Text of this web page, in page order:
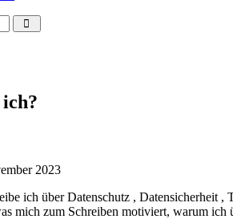
2023
ich über Datenschutz , Datensicherheit
mich zum Schreiben motiviert, warum